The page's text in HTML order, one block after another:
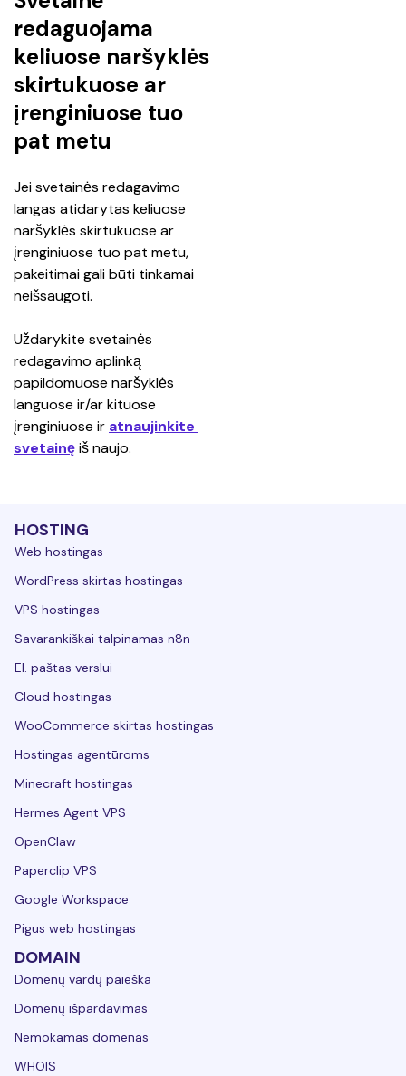
redaguojama
keliuose naršyklės
skirtukuose ar
įrenginiuose tuo
pat metu
Jei svetainės redagavimo
langas atidarytas keliuose
naršyklės skirtukuose ar
įrenginiuose tuo pat metu,
pakeitimai gali būti tinkamai
neišsaugoti.
Uždarykite svetainės
redagavimo aplinką
papildomuose naršyklės
languose ir/ar kituose
įrenginiuose ir atnaujinkite
svetainę iš naujo.
HOSTING
Web hostingas
WordPress skirtas hostingas
VPS hostingas
Savarankiškai talpinamas n8n
El. paštas verslui
Cloud hostingas
WooCommerce skirtas hostingas
Hostingas agentūroms
Minecraft hostingas
Hermes Agent VPS
OpenClaw
Paperclip VPS
Google Workspace
Pigus web hostingas
DOMAIN
Domenų vardų paieška
Domenų išpardavimas
Nemokamas domenas
WHOIS